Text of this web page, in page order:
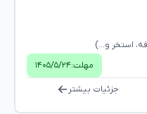
استخر و...)
مهلت:۱۴۰۵/۵/۲۴
جزئیات بیشتر